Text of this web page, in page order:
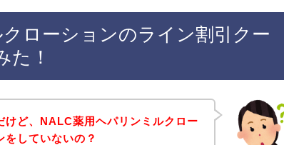
ローションのライン割引クー
た！
けど、NALC薬用ヘパリンミルクロー
をしていないの？